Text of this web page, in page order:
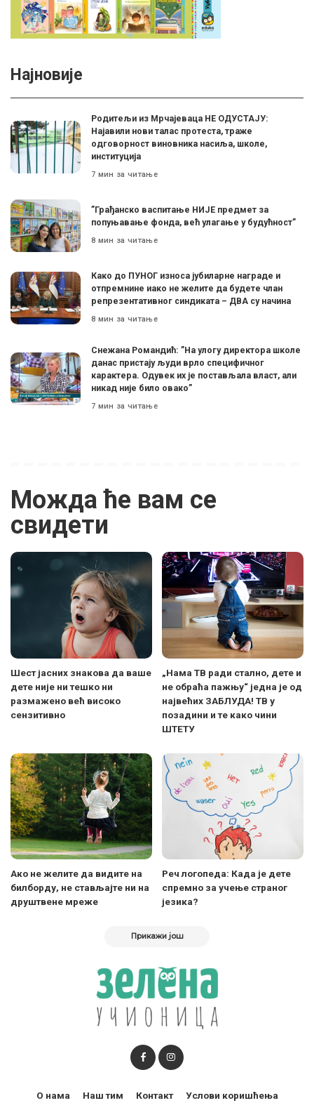
Најновије
Родитељи из Мрчајеваца НЕ ОДУСТАЈУ:
Најавили нови талас протеста, траже
одговорност виновника насиља, школе,
институција
7 мин за читање
”Грађанско васпитање НИЈЕ предмет за
попуњавање фонда, већ улагање у будућност”
8 мин за читање
Како до ПУНОГ износа јубиларне награде и
отпремнине иако не желите да будете члан
репрезентативног синдиката – ДВА су начина
8 мин за читање
Снежана Романдић: ”На улогу директора школе
данас пристају људи врло специфичног
карактера. Одувек их је постављала власт, али
никад није било овако”
7 мин за читање
Можда ће вам се
свидети
Шест јасних знакова да ваше
дете није ни тешко ни
размажено већ високо
сензитивно
„Нама ТВ ради стално, дете и
не обраћа пажњу“ једна је од
највећих ЗАБЛУДА! ТВ у
позадини и те како чини
ШТЕТУ
Ако не желите да видите на
билборду, не стављајте ни на
друштвене мреже
Реч логопеда: Када је дете
спремно за учење страног
језика?
Прикажи још
О нама Наш тим Контакт Услови коришћења